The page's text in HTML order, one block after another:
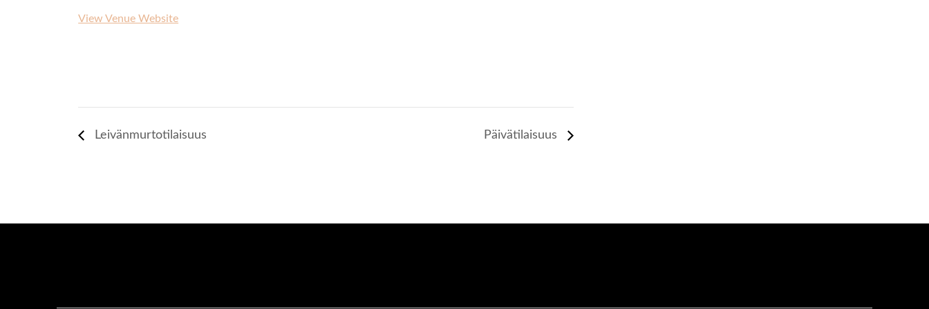
View Venue Website
Leivänmurtotilaisuus Päivätilaisuus